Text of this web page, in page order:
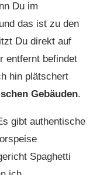
Du im
das ist zu den
Du direkt auf
entfernt befindet
hin plätschert
Gebäuden.
gibt authentische
Spaghetti